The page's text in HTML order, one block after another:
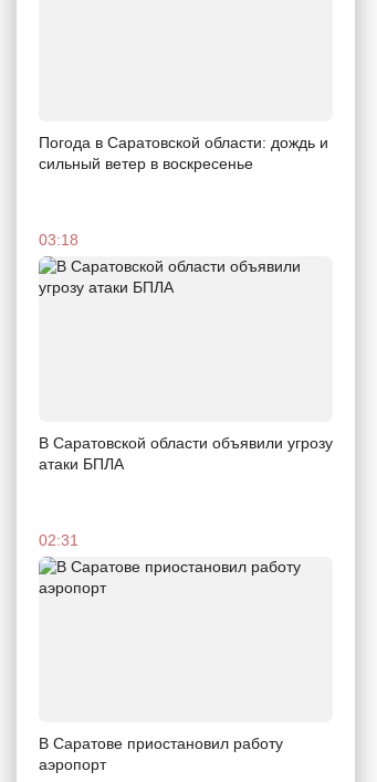
Погода в Саратовской области: дождь и
сильный ветер в воскресенье
03:18
В Саратовской области объявили угрозу
атаки БПЛА
02:31
В Саратове приостановил работу
аэропорт